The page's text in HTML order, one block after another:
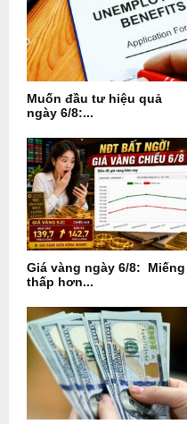
Muốn đầu tư hiệu quả
ngày 6/8:...
Giá vàng ngày 6/8: Miếng
thấp hơn...